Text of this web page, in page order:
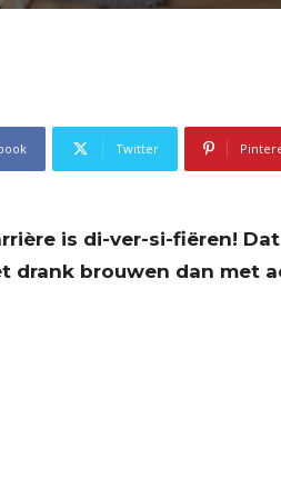
Twitter
is di-ver-si-fiëren!
drank brouwen dan met